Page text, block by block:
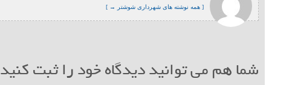
[ همه نوشته های شهرداری شوشتر → ]
شما هم می توانید دیدگاه خود را ثبت کنید